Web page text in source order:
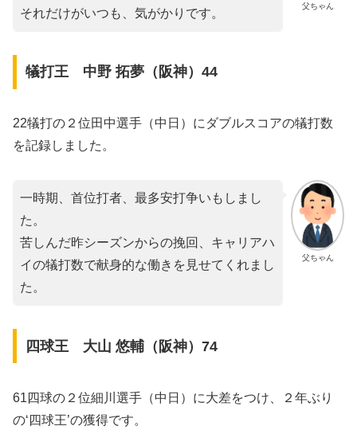
父ちゃん
それだけがいつも、気がかりです。
犠打王 中野 拓夢（阪神）44
22犠打の２位田中選手（中日）にダブルスコアの犠打数
を記録しました。
父ちゃん
一時期、首位打者、最多安打争いもしまし
た。
苦しんだ昨シーズンからの挽回、キャリアハ
イの犠打数で献身的な働きを見せてくれまし
た。
四球王 大山 悠輔（阪神）74
61四球の２位細川選手（中日）に大差をつけ、２年ぶり
の‘四球王’の獲得です。